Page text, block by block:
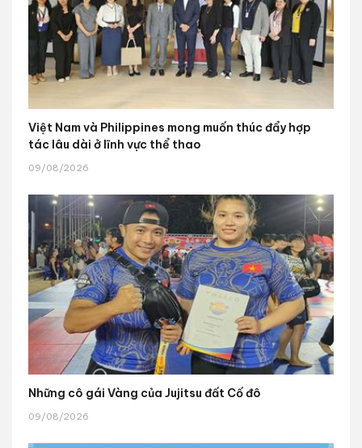
Việt Nam và Philippines mong muốn thúc đẩy hợp
tác lâu dài ở lĩnh vực thể thao
09/08/2026
Những cô gái Vàng của Jujitsu đất Cố đô
09/08/2026